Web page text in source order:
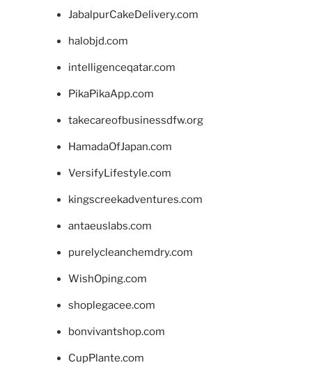
JabalpurCakeDelivery.com
halobjd.com
intelligenceqatar.com
PikaPikaApp.com
takecareofbusinessdfw.org
HamadaOfJapan.com
VersifyLifestyle.com
kingscreekadventures.com
antaeuslabs.com
purelycleanchemdry.com
WishOping.com
shoplegacee.com
bonvivantshop.com
CupPlante.com